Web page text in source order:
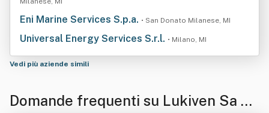
Eni Marine Services S.p.a. • San Donato Milanese, MI
Universal Energy Services S.r.l. • Milano, MI
Vedi più aziende simili
Domande frequenti su Lukiven Sa Sr